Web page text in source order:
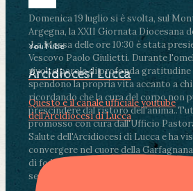
Domenica 19 luglio si è svolta, sul
Argegna, la XXII Giornata Diocesana
.La Messa delle ore 10:30 è stata
Vescovo Paolo Giulietti. Durante
rivolto parole di profonda gratitudine
spendono la propria vita accanto a
ricordando che la cura del corpo non
prescindere dal ristoro dell'anima..
promosso con cura dall'Ufficio
Salute dell'Arcidiocesi di Lucca e ha
convergere nel cuore della
di fedeli, operatori sanitari, volontari
segnate dalla malattia.
YouTube
Arcidiocesi Lucca
Questo è il canale ufficiale youtube
dell'Arcidiocesi di Lucca